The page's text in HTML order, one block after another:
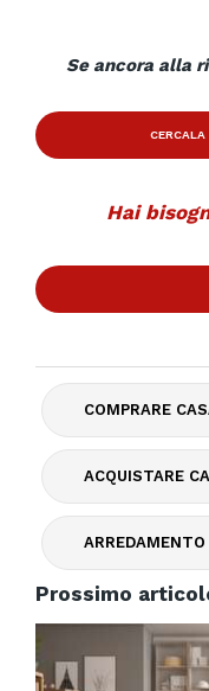
Se ancora alla
Hai
COMPRARE
ACQUISTARE
ARREDAMENTO
Prossimo